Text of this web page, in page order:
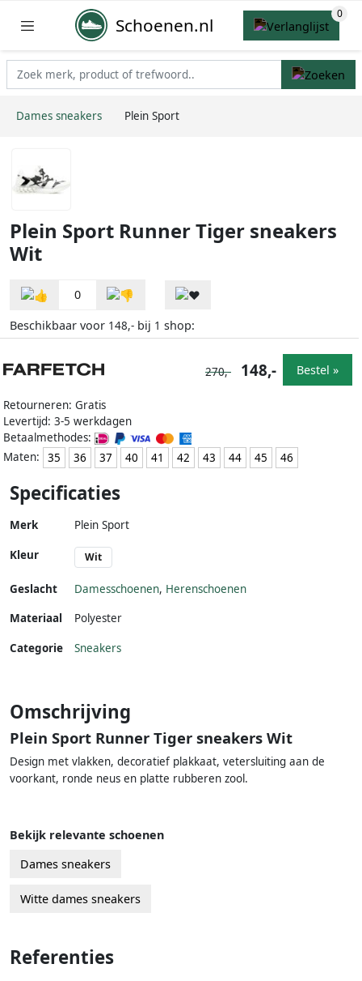
Schoenen.nl
Dames sneakers Plein Sport
Plein Sport Runner Tiger sneakers
Wit
0
Beschikbaar voor 148,- bij 1 shop:
Retourneren: Gratis
Levertijd: 3-5 werkdagen
Betaalmethodes:
Maten:
35 36 37 40 41 42 43 44 45 46
270,- 148,- Bestel »
Specificaties
Merk Plein Sport
Kleur Wit
Geslacht Damesschoenen, Herenschoenen
Materiaal
Polyester
Categorie Sneakers
Omschrijving
Plein Sport Runner Tiger sneakers Wit
Design met vlakken, decoratief plakkaat, vetersluiting aan de
voorkant, ronde neus en platte rubberen zool.
Bekijk relevante schoenen
Dames sneakers
Witte dames sneakers
Referenties